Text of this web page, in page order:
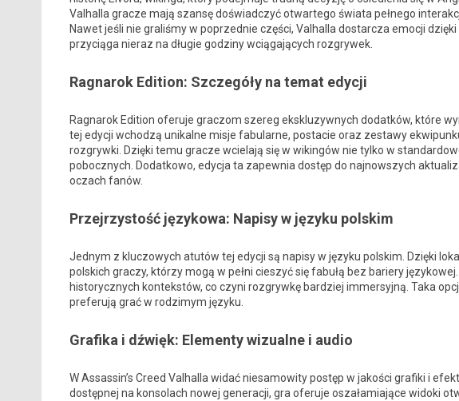
Valhalla gracze mają szansę doświadczyć otwartego świata pełnego
Nawet jeśli nie graliśmy w poprzednie części, Valhalla dostarcza emocji
przyciąga nieraz na długie godziny wciągających rozgrywek.
Ragnarok Edition: Szczegóły na temat edycji
Ragnarok Edition oferuje graczom szereg ekskluzywnych dodatków, które
tej edycji wchodzą unikalne misje fabularne, postacie oraz zestawy
rozgrywki. Dzięki temu gracze wcielają się w wikingów nie tylko w
pobocznych. Dodatkowo, edycja ta zapewnia dostęp do najnowszych
oczach fanów.
Przejrzystość językowa: Napisy w języku polskim
Jednym z kluczowych atutów tej edycji są napisy w języku polskim. Dzięki
polskich graczy, którzy mogą w pełni cieszyć się fabułą bez bariery
historycznych kontekstów, co czyni rozgrywkę bardziej immersyjną. Taka
preferują grać w rodzimym języku.
Grafika i dźwięk: Elementy wizualne i audio
W Assassin’s Creed Valhalla widać niesamowity postęp w jakości grafiki i
dostępnej na konsolach nowej generacji, gra oferuje oszałamiające widoki